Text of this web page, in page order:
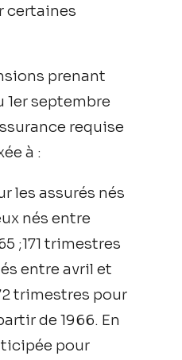
certaines
prenant
septembre
requise
à :
les assurés nés
nés entre
;171 trimestres
entre avril et
trimestres pour
de 1966. En
pour